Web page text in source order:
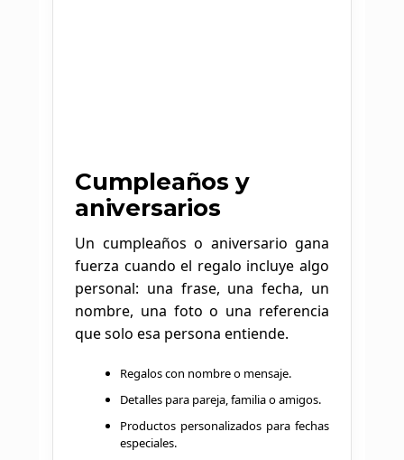
Cumpleaños y
aniversarios
Un cumpleaños o aniversario gana
fuerza cuando el regalo incluye algo
personal: una frase, una fecha, un
nombre, una foto o una referencia
que solo esa persona entiende.
Regalos con nombre o mensaje.
Detalles para pareja, familia o amigos.
Productos personalizados para fechas
especiales.